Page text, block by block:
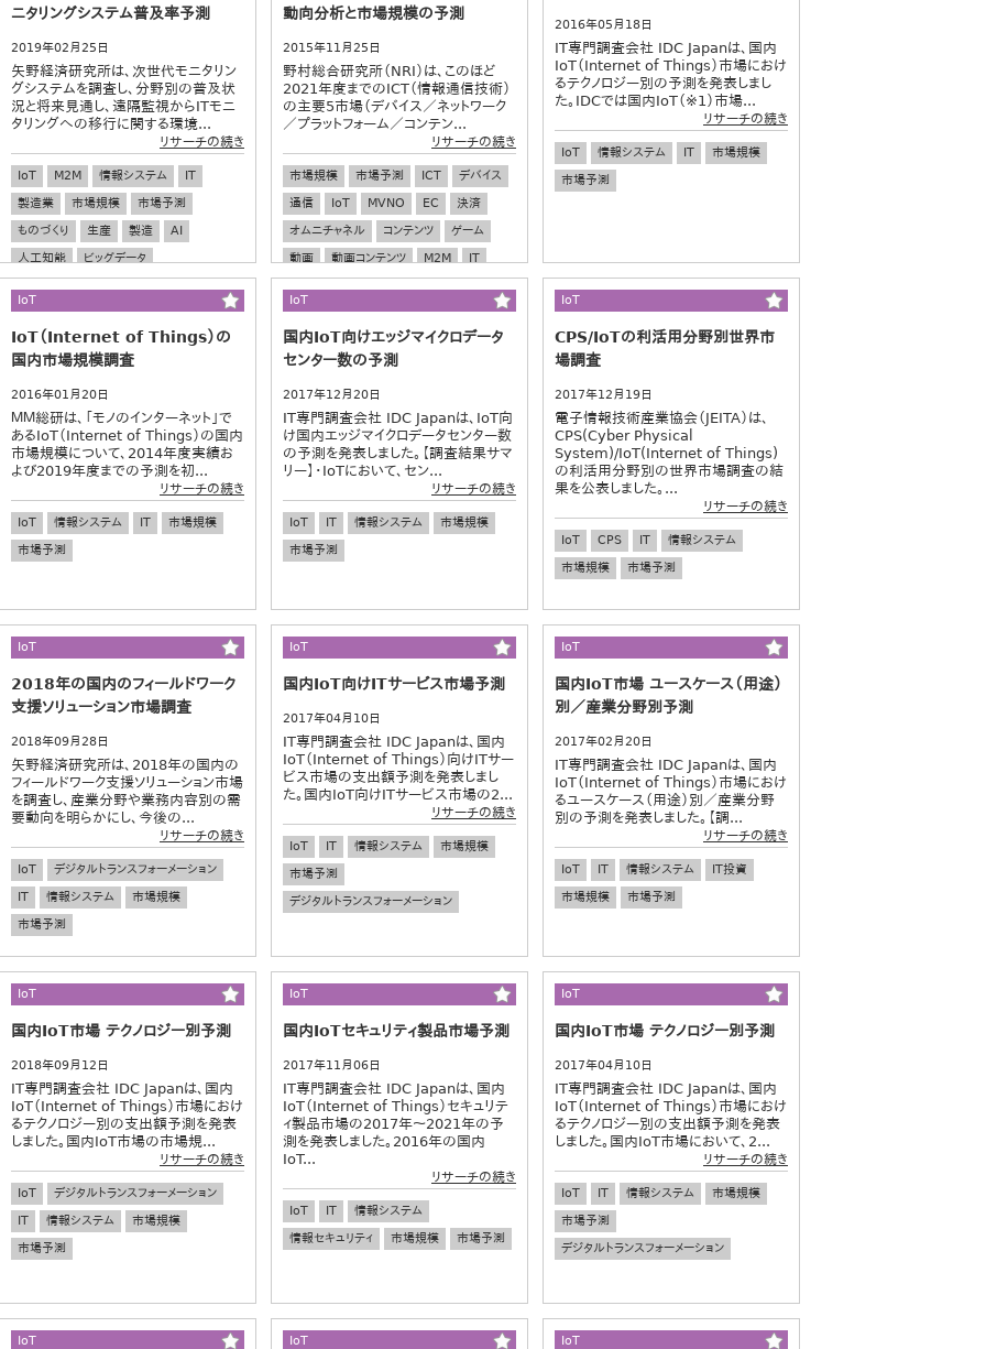
ニタリングシステム普及率予測
2019年02月25日
矢野経済研究所は、次世代モニタリン
グシステムを調査し、分野別の普及状
況と将来見通し、遠隔監視からITモニ
タリングへの移行に関する環境...
リサーチの続き
IoT M2M 情報システム
IT
製造業
市場規模
市場予測
ものづくり
生産 製造
AI
人工知能
ビッグデータ
動向分析と市場規模の予測
2015年11月25日
野村総合研究所（NRI）は、このほど
2021年度までのICT（情報通信技術）
の主要5市場（デバイス／ネットワーク
／プラットフォーム／コンテン...
リサーチの続き
市場規模 市場予測 ICT
デバイス
通信
IoT MVNO EC
決済
オムニチャネル
コンテンツ
ゲーム
動画
動画コンテンツ M2M
IT
2016年05月18日
IT専門調査会社 IDC Japanは、国内
IoT（Internet of Things）市場におけ
るテクノロジー別の予測を発表しまし
た。IDCでは国内IoT（※1）市場...
リサーチの続き
IoT 情報システム IT
市場規模
市場予測
IoT
IoT（Internet of Things）の
国内市場規模調査
2016年01月20日
ＭＭ総研は、「モノのインターネット」で
あるIoT（Internet of Things）の国内
市場規模について、2014年度実績お
よび2019年度までの予測を初...
リサーチの続き
IoT 情報システム IT
市場規模
市場予測
IoT
国内IoT向けエッジマイクロデータ
センター数の予測
2017年12月20日
IT専門調査会社 IDC Japanは、IoT向
け国内エッジマイクロデータセンター数
の予測を発表しました。【調査結果サマ
リー】・IoTにおいて、セン...
リサーチの続き
IoT IT 情報システム
市場規模
市場予測
IoT
CPS/IoTの利活用分野別世界市
場調査
2017年12月19日
電子情報技術産業協会（JEITA）は、
CPS(Cyber Physical
System)/IoT(Internet of Things)
の利活用分野別の世界市場調査の結
果を公表しました。...
リサーチの続き
IoT CPS IT
情報システム
市場規模
市場予測
IoT
2018年の国内のフィールドワーク
支援ソリューション市場調査
2018年09月28日
矢野経済研究所は、2018年の国内の
フィールドワーク支援ソリューション市場
を調査し、産業分野や業務内容別の需
要動向を明らかにし、今後の...
リサーチの続き
IoT
デジタルトランスフォーメーション
IT
情報システム
市場規模
市場予測
IoT
国内IoT向けITサービス市場予測
2017年04月10日
IT専門調査会社 IDC Japanは、国内
IoT（Internet of Things）向けITサー
ビス市場の支出額予測を発表しまし
た。国内IoT向けITサービス市場の2...
リサーチの続き
IoT IT 情報システム
市場規模
市場予測
デジタルトランスフォーメーション
IoT
国内IoT市場 ユースケース（用途）
別／産業分野別予測
2017年02月20日
IT専門調査会社 IDC Japanは、国内
IoT（Internet of Things）市場におけ
るユースケース（用途）別／産業分野
別の予測を発表しました。【調...
リサーチの続き
IoT IT 情報システム
IT投資
市場規模
市場予測
IoT
国内IoT市場 テクノロジー別予測
2018年09月12日
IT専門調査会社 IDC Japanは、国内
IoT（Internet of Things）市場におけ
るテクノロジー別の支出額予測を発表
しました。国内IoT市場の市場規...
リサーチの続き
IoT
デジタルトランスフォーメーション
IT
情報システム
市場規模
市場予測
IoT
国内IoTセキュリティ製品市場予測
2017年11月06日
IT専門調査会社 IDC Japanは、国内
IoT（Internet of Things）セキュリテ
ィ製品市場の2017年～2021年の予
測を発表しました。2016年の国内
IoT...
リサーチの続き
IoT IT
情報システム
情報セキュリティ
市場規模 市場予測
IoT
国内IoT市場 テクノロジー別予測
2017年04月10日
IT専門調査会社 IDC Japanは、国内
IoT（Internet of Things）市場におけ
るテクノロジー別の支出額予測を発表
しました。国内IoT市場において、2...
リサーチの続き
IoT IT 情報システム
市場規模
市場予測
デジタルトランスフォーメーション
IoT IoT IoT